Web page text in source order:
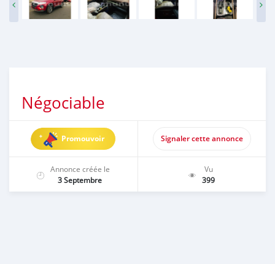
Négociable
Promouvoir Signaler cette annonce
Annonce créée le
3 Septembre
Vu
399